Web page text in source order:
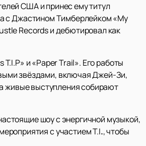
США и принес ему титул
с Джастином Тимберлейком «My
Records и дебютировал как
и «Paper Trail». Его работы
звёздами, включая Джей-Зи,
живые выступления собирают
шоу с энергичной музыкой,
с участием T.I., чтобы